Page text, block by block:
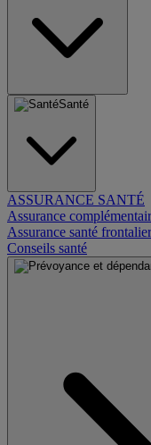
Santé
ASSURANCE SANTÉ
Assurance
Assurance santé
Conseils santé